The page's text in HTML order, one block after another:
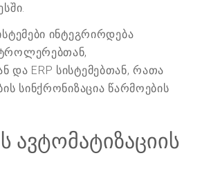
ინტეგრირდება
და ERP სისტემებთან, რათა
სინქრონიზაცია წარმოების
ავტომატიზაციის